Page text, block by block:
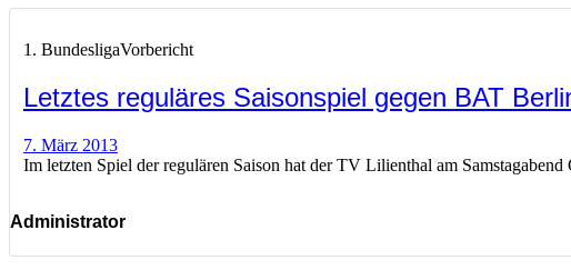
1. BundesligaVorbericht
Letztes reguläres Saisonspiel gegen BAT
7. März 2013
Im letzten Spiel der regulären Saison hat der TV Lilienthal am
Administrator